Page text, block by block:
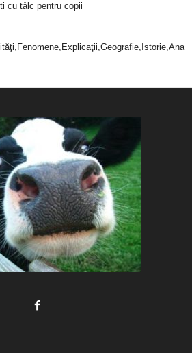
cu tâlc pentru copii